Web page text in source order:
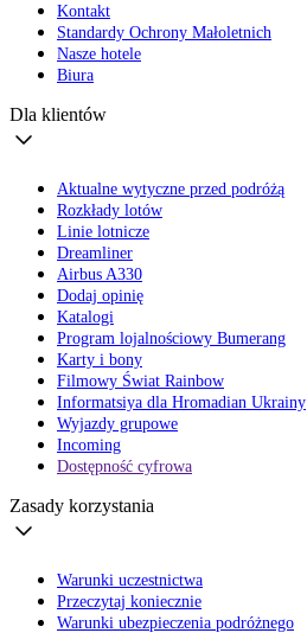
Kontakt
Standardy Ochrony Małoletnich
Nasze hotele
Biura
Dla klientów
Aktualne wytyczne przed podróżą
Rozkłady lotów
Linie lotnicze
Dreamliner
Airbus A330
Dodaj opinię
Katalogi
Program lojalnościowy Bumerang
Karty i bony
Filmowy Świat Rainbow
Informatsiya dla Hromadian Ukrainy
Wyjazdy grupowe
Incoming
Dostępność cyfrowa
Zasady korzystania
Warunki uczestnictwa
Przeczytaj koniecznie
Warunki ubezpieczenia podróżnego